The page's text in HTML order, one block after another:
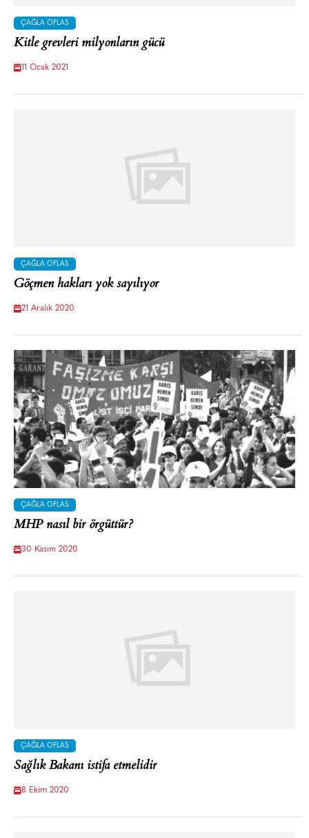
ÇAĞLA OFLAS
Kitle grevleri milyonların gücü
11 Ocak 2021
ÇAĞLA OFLAS
Göçmen hakları yok sayılıyor
21 Aralık 2020
ÇAĞLA OFLAS
MHP nasıl bir örgüttür?
30 Kasım 2020
ÇAĞLA OFLAS
Sağlık Bakanı istifa etmelidir
8 Ekim 2020